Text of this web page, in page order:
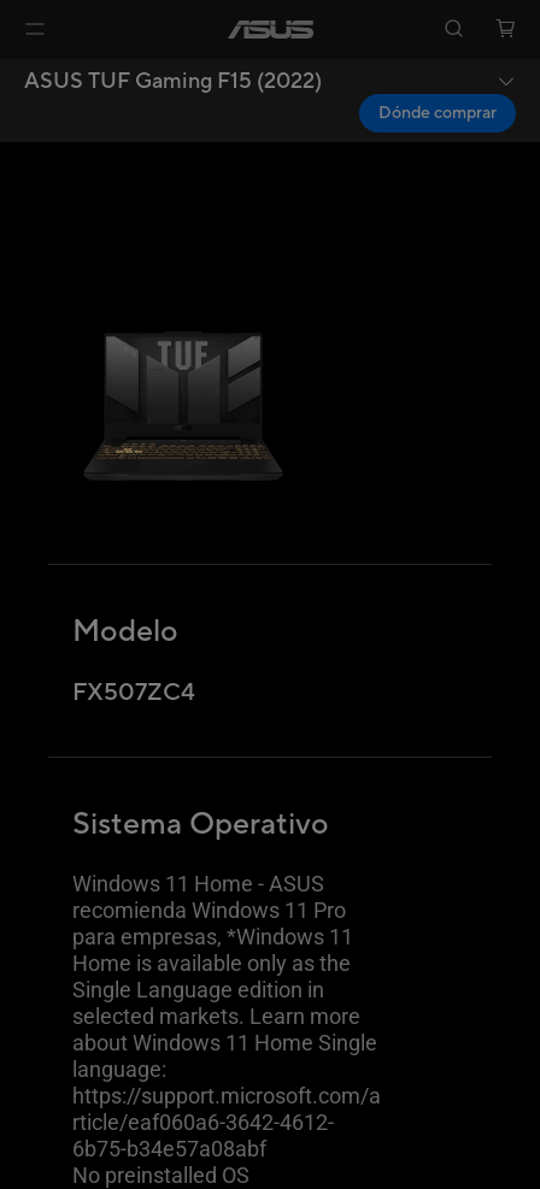
ASUS TUF Gaming F15 (2022)
Dónde comprar
Modelo
FX507ZC4
Sistema Operativo
Windows 11 Home - ASUS
recomienda Windows 11 Pro
para empresas, *Windows 11
Home is available only as the
Single Language edition in
selected markets. Learn more
about Windows 11 Home Single
language:
https://support.microsoft.com/a
rticle/eaf060a6-3642-4612-
6b75-b34e57a08abf
No preinstalled OS